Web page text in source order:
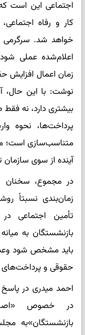
اجتماعی این است
کار و رفاه
خواهد شد. سرگرمی
اعلام‌شده عملی
نوشت: با این حال،
بیشتری دارد، نه
پرداخت‌ها، نحوه
متناسب‌سازی است؛
آینده از سوی
در مجموع، سخنان
زمان‌بندی نسبتاً
بازنشستگان به
باید مشخص شود
حقوقی و
احمد میدری در
در خصوص
بازنشستگان»به